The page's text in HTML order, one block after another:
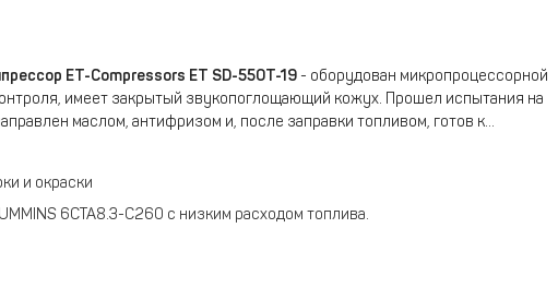
ET-Compressors ET SD-550Т-19 - оборудован микропроцессорной
имеет закрытый звукопоглощающий кожух. Прошел испытания на
маслом, антифризом и, после заправки топливом, готов к
и окраски
6CTA8.3-C260 с низким расходом топлива.